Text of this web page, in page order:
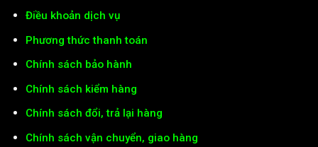
Điều khoản dịch vụ
Phương thức thanh toán
Chính sách bảo hành
Chính sách kiểm hàng
Chính sách đổi, trả lại hàng
Chính sách vận chuyển, giao hàng